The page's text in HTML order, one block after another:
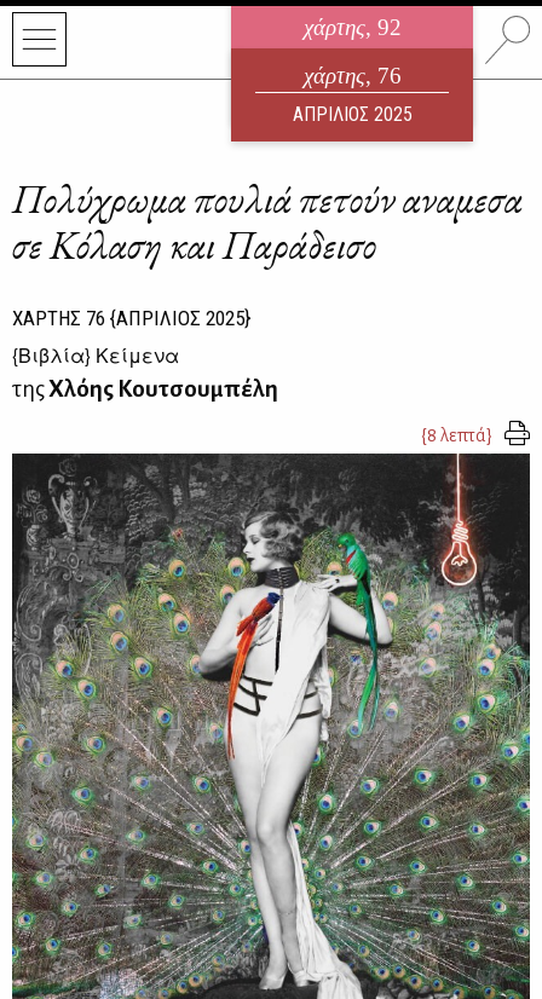
χάρτης, 92
ηλεκτρονικό περιοδικό
ΑΥΓΟΥΣΤΟΣ 2026
χάρτης, 76
ΑΠΡΙΛΙΟΣ 2025
Πολύχρωμα πουλιά πετούν αναμεσα
σε Κόλαση και Παράδεισο
ΧΑΡΤΗΣ 76 {ΑΠΡΙΛΙΟΣ 2025}
{Βιβλία} Κείμενα
τηςΧλόης Κουτσουμπέλη
{8 λεπτά}